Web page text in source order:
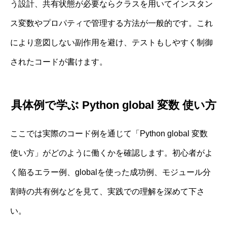
う設計、共有状態が必要ならクラスを用いてインスタン
ス変数やプロパティで管理する方法が一般的です。これ
により意図しない副作用を避け、テストもしやすく制御
されたコードが書けます。
具体例で学ぶ Python global 変数 使い方
ここでは実際のコード例を通じて「Python global 変数
使い方」がどのように働くかを確認します。初心者がよ
く陥るエラー例、globalを使った成功例、モジュール分
割時の共有例などを見て、実践での理解を深めて下さ
い。